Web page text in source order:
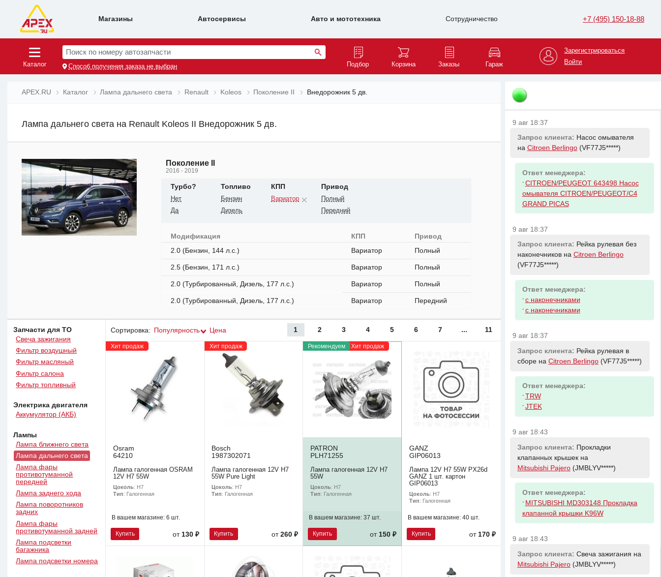
Магазины Автосервисы Авто и мототехника Сотрудничество +7 (495) 150-18-88
Каталог
Поиск по номеру автозапчасти
Способ получения заказа не выбран Подбор Корзина Заказы Гараж
Зарегистрироваться
Войти
APEX.RU Каталог Лампа дальнего света Renault Koleos Поколение II Внедорожник 5 дв.
Лампа дальнего света на Renault Koleos II Внедорожник 5 дв.
Поколение II
2016 - 2019
Турбо?
Нет
Да
Топливо
Бензин
Дизель
КПП
Вариатор
Привод
Полный
Передний
Модификация КПП
Привод
2.0 (Бензин, 144 л.с.)
Вариатор Полный
2.5 (Бензин, 171 л.с.) Вариатор Полный
2.0 (Турбированный, Дизель, 177 л.с.) Вариатор Полный
2.0 (Турбированный, Дизель, 177 л.с.) Вариатор Передний
Запчасти для ТО
Свеча зажигания
Фильтр воздушный
Фильтр масляный
Фильтр салона
Фильтр топливный
Электрика двигателя
Аккумулятор (АКБ)
Лампы
Лампа ближнего света
Лампа дальнего света
Лампа фары
противотуманной
передней
Лампа заднего хода
Лампа поворотников
задних
Лампа фары
противотуманной задней
Лампа подсветки
багажника
Лампа подсветки номера
Сортировка: Популярность Цена 1 2 3 4 5 6 7 ... 11
Хит продаж
Osram
64210
Лампа галогенная OSRAM
12V H7 55W
Цоколь: H7
Тип: Галогенная
В вашем магазине: 6 шт.
Купить от 130 ₽
Хит продаж
Bosch
1987302071
Лампа галогенная 12V H7
55W Pure Light
Цоколь: H7
Тип: Галогенная
Купить от 260 ₽
Рекомендуем Хит продаж
PATRON
PLH71255
Лампа галогенная 12V H7
55W
Цоколь: H7
Тип: Галогенная
В вашем магазине:37 шт.
Купить от 150 ₽
GANZ
GIP06013
Лампа 12V H7 55W PX26d
GANZ 1 шт. картон
GIP06013
Цоколь: H7
Тип: Галогенная
В вашем магазине: 40 шт.
Купить от 170 ₽
Ответ менеджера:
-HYUNDAI/KIA 861104L031 Стекло
лобовое (Обогрев щеток) Hyundai
Solaris 10-17 / Kia Rio 11-17
9 авг 18:37
Запрос клиента: Насос омывателя
на Citroen Berlingo(VF77J5*****)
Ответ менеджера:
- CITROEN/PEUGEOT 643498 Насос
омывателя CITROEN/PEUGEOT/C4
GRAND PICAS
9 авг 18:37
Запрос клиента: Рейка рулевая без
наконечников на Citroen Berlingo
(VF77J5*****)
Ответ менеджера:
- с наконечниками
- с наконечниками
9 авг 18:37
Запрос клиента: Рейка рулевая в
сборе на Citroen Berlingo(VF77J5*****)
Ответ менеджера:
- TRW
- JTEK
9 авг 18:43
Запрос клиента: Прокладки
клапанных крышек на
Mitsubishi Pajero(JMBLYV*****)
Ответ менеджера:
- MITSUBISHI MD303148 Прокладка
клапанной крышки K96W
9 авг 18:43
Запрос клиента: Свеча зажигания на
Mitsubishi Pajero(JMBLYV*****)